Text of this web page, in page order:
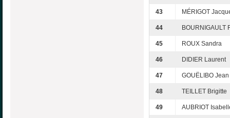
43 MÉRIGOT
44 BOURNIGAULT
45 ROUX Sandra
46 DIDIER Laurent
47 GOUËLIBO Jean
48 TEILLET Brigitte
49 AUBRIOT